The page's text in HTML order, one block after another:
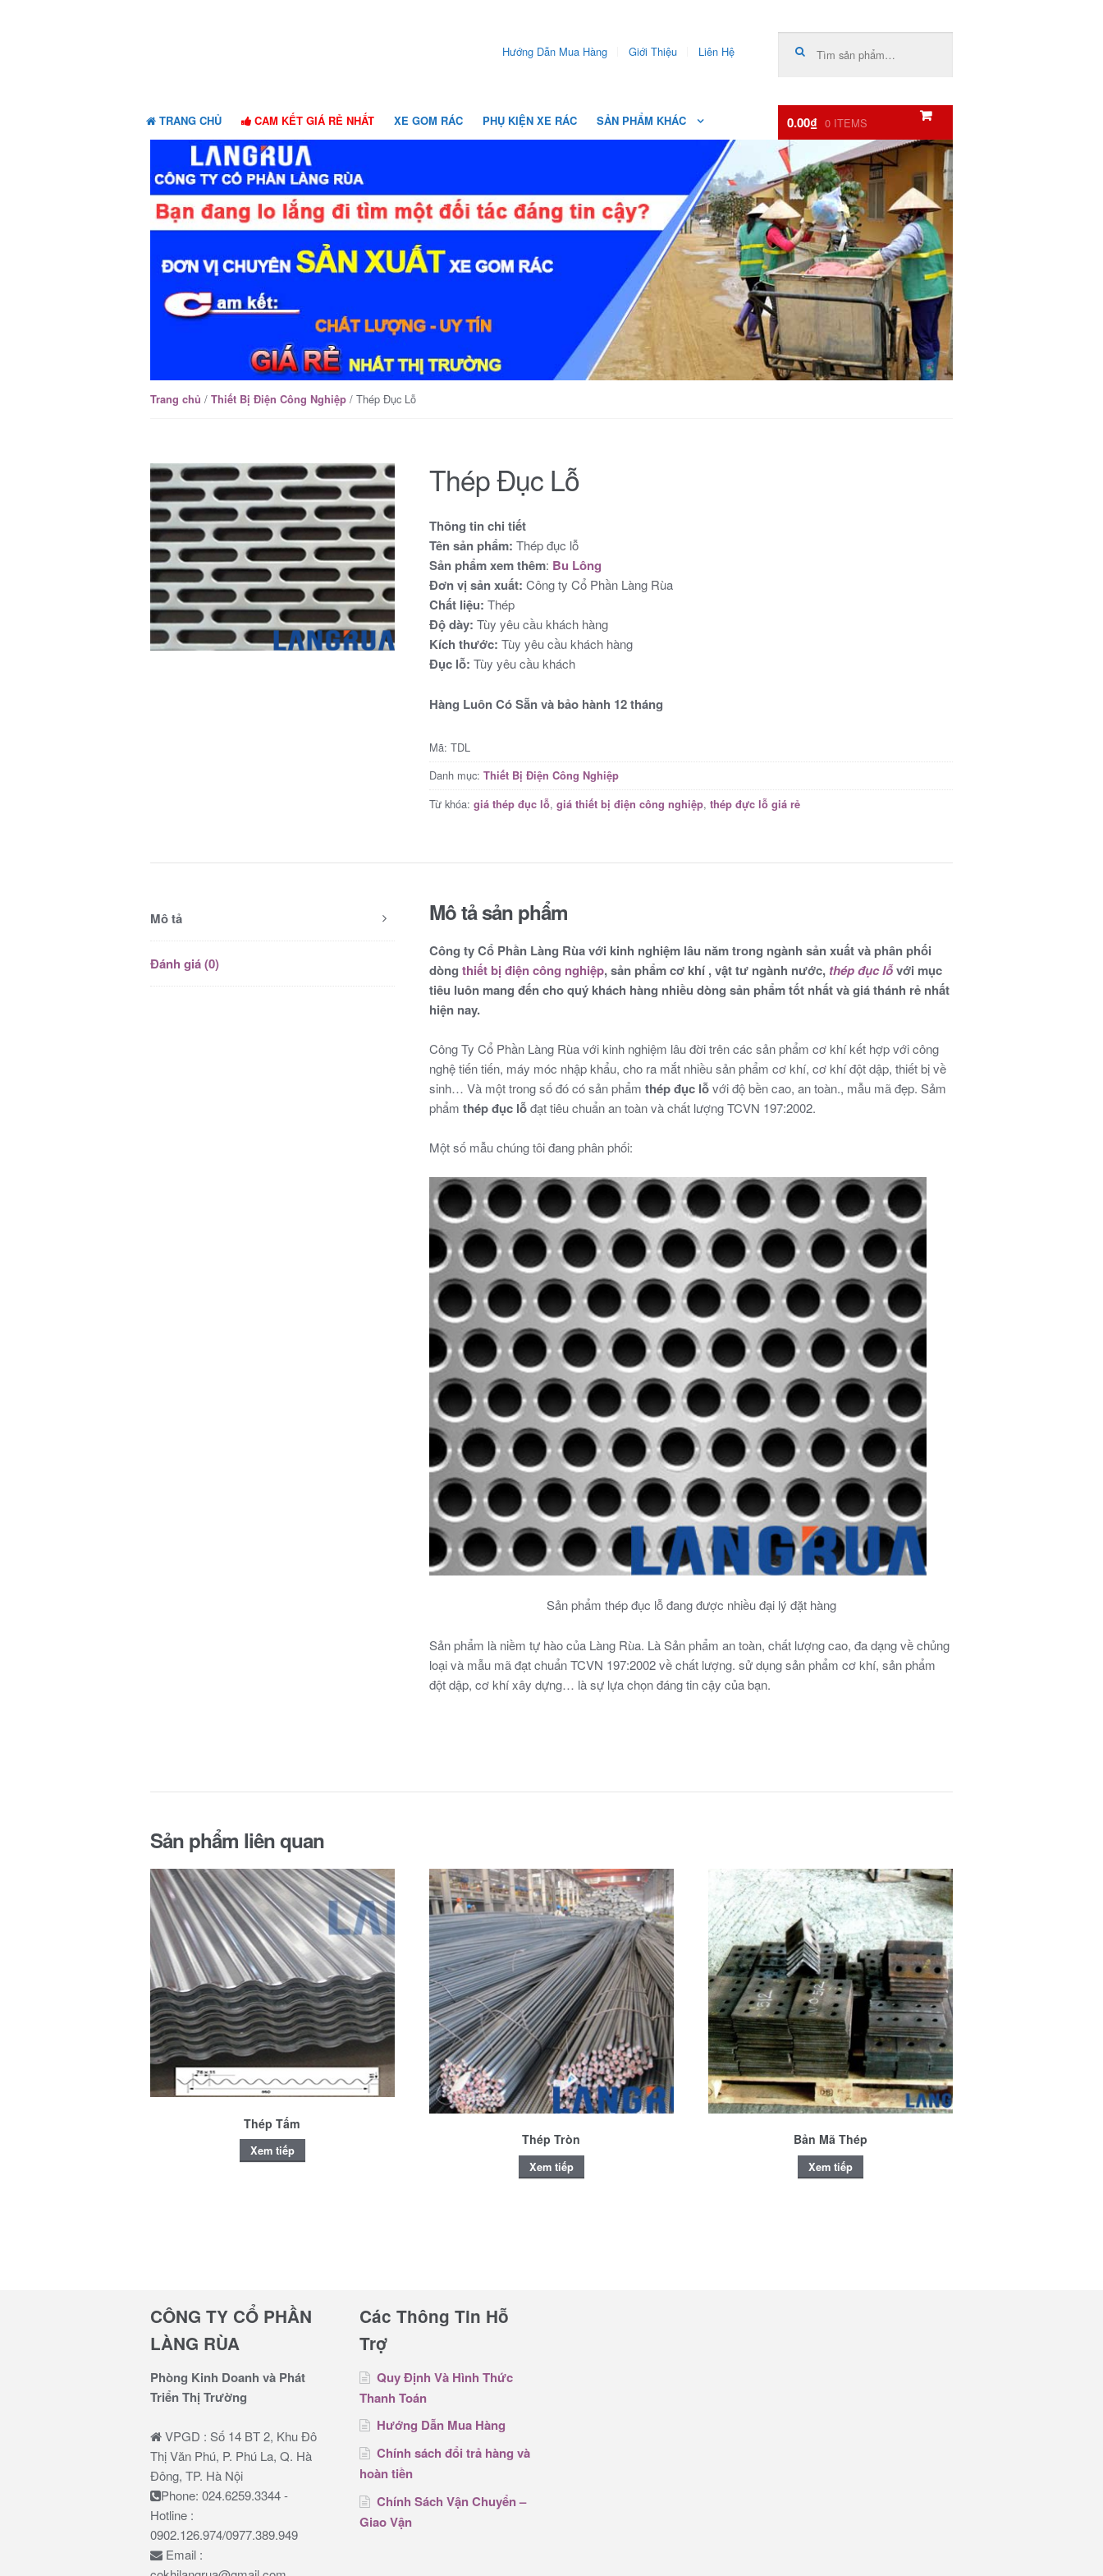
Hướng Dẫn Mua Hàng Giới Thiệu Liên Hệ
kiếm:
TRANG CHỦ CAM KẾT GIÁ RẺ NHẤT XE GOM RÁC PHỤ KIỆN XE RÁC SẢN PHẨM KHÁC 0.00₫ 0 ITEMS
Trang chủ /Thiết Bị Điện Công Nghiệp / Thép Đục Lỗ
Thép Đục Lỗ
Thông tin chi tiết
Tên sản phẩm:Thép đục lỗ
Sản phẩm xem thêm: Bu Lông
Đơn vị sản xuất: Công ty Cổ Phần Làng Rùa
Chất liệu: Thép
Độ dày:Tùy yêu cầu khách hàng
Kích thước:Tùy yêu cầu khách hàng
Đục lỗ:Tùy yêu cầu khách
Hàng Luôn Có Sẵn và bảo hành 12 tháng
Mã:TDL
Danh mục:Thiết Bị Điện Công Nghiệp
Từ khóa:giá thép đục lỗ,giá thiết bị điện công nghiệp,thép đực lỗ giá rẻ
Mô tả
Đánh giá (0)
Mô tả sản phẩm
Công ty Cổ Phần Làng Rùa với kinh nghiệm lâu năm trong ngành sản xuất và phân phối
dòngthiết bị điện công nghiệp, sản phẩm cơ khí , vật tư ngành nước, thép đục lỗvới mục
tiêu luôn mang đến cho quý khách hàng nhiều dòng sản phẩm tốt nhất và giá thánh rẻ nhất
hiện nay.
Công Ty Cổ Phần Làng Rùa với kinh nghiệm lâu đời trên các sản phẩm cơ khí kết hợp với công
nghệ tiến tiến, máy móc nhập khẩu, cho ra mắt nhiều sản phẩm cơ khí, cơ khí đột dập, thiết bị về
sinh… Và một trong số đó có sản phẩmthép đục lỗvới độ bền cao, an toàn., mẫu mã đẹp. Sảm
phẩmthép đục lỗđạt tiêu chuẩn an toàn và chất lượng TCVN 197:2002.
Một số mẫu chúng tôi đang phân phối:
Sản phẩm thép đục lỗ đang được nhiều đại lý đặt hàng
Sản phẩm là niềm tự hào của Làng Rùa. Là Sản phẩm an toàn, chất lượng cao, đa dạng về chủng
loại và mẫu mã đạt chuẩn TCVN 197:2002 về chất lượng. sử dụng sản phẩm cơ khí, sản phẩm
đột dập, cơ khí xây dựng… là sự lựa chọn đáng tin cậy của bạn.
Sản phẩm liên quan
Thép Tấm
Xem tiếp
Thép Tròn
Xem tiếp
Bản Mã Thép
Xem tiếp
CÔNG TY CỔ PHẦN
LÀNG RÙA
Phòng Kinh Doanh và Phát
Triển Thị Trường
VPGD : Số 14 BT 2, Khu Đô
Thị Văn Phú, P. Phú La, Q. Hà
Đông, TP. Hà Nội
Phone: 024.6259.3344 -
Hotline :
0902.126.974/0977.389.949
Email :
Các Thông Tin Hỗ
Trợ
Quy Định Và Hình Thức
Thanh Toán
Hướng Dẫn Mua Hàng
Chính sách đổi trả hàng và
hoàn tiền
Chính Sách Vận Chuyển –
Giao Vận